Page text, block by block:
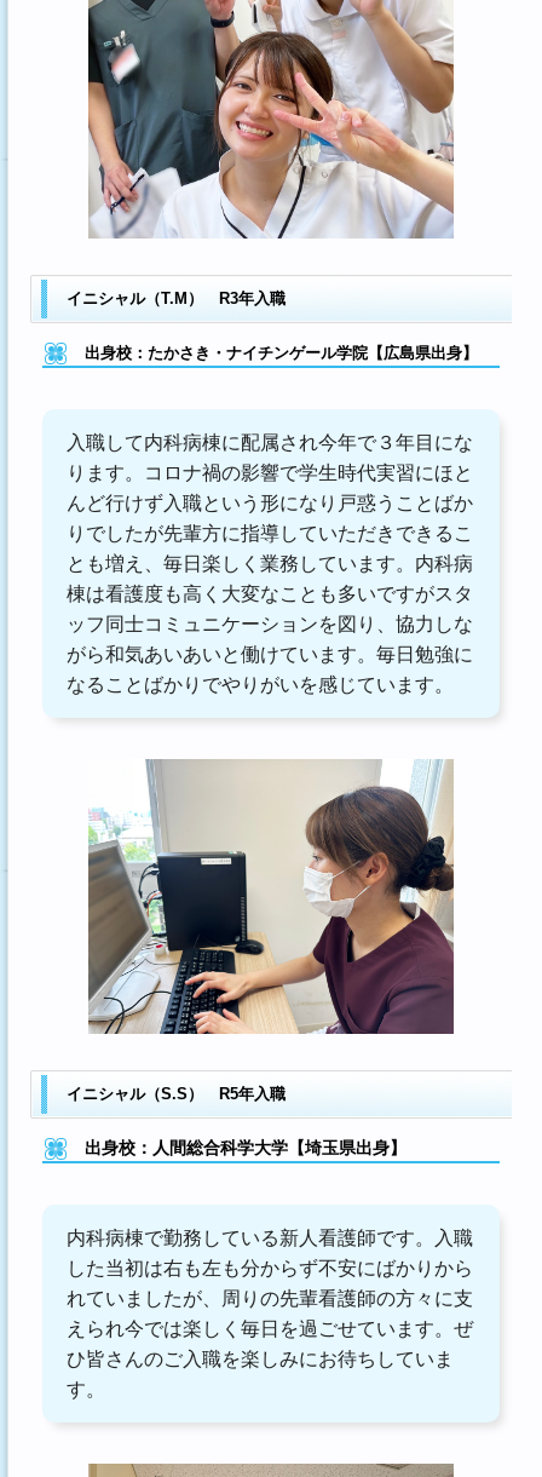
イニシャル（T.M） R3年入職
出身校：たかさき・ナイチンゲール学院【広島県出身】
入職して内科病棟に配属され今年で３年目にな
ります。コロナ禍の影響で学生時代実習にほと
んど行けず入職という形になり戸惑うことばか
りでしたが先輩方に指導していただきできるこ
とも増え、毎日楽しく業務しています。内科病
棟は看護度も高く大変なことも多いですがスタ
ッフ同士コミュニケーションを図り、協力しな
がら和気あいあいと働けています。毎日勉強に
なることばかりでやりがいを感じています。
イニシャル（S.S） R5年入職
出身校：人間総合科学大学【埼玉県出身】
内科病棟で勤務している新人看護師です。入職
した当初は右も左も分からず不安にばかりから
れていましたが、周りの先輩看護師の方々に支
えられ今では楽しく毎日を過ごせています。ぜ
ひ皆さんのご入職を楽しみにお待ちしていま
す。